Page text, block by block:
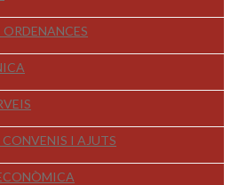
I AJUTS